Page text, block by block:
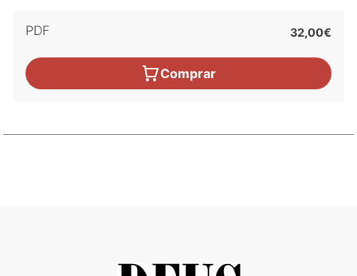
PDF 32,00€
Comprar